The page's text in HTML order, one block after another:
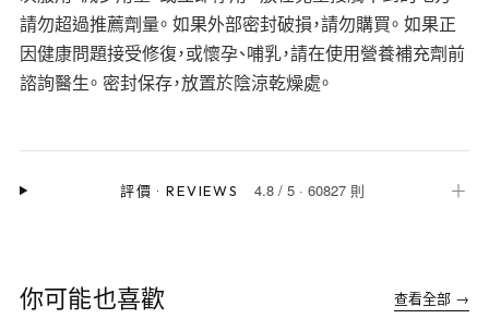
請勿超過推薦劑量。 如果外部密封破損，請勿購買。 如果正
因健康問題接受修復，或懷孕、哺乳，請在使用營養補充劑前
諮詢醫生。 密封保存，放置於陰涼乾燥處。
評價 ·REVIEWS 4.8/ 5· 60827 則 ＋
你可能也喜歡 查看全部 →